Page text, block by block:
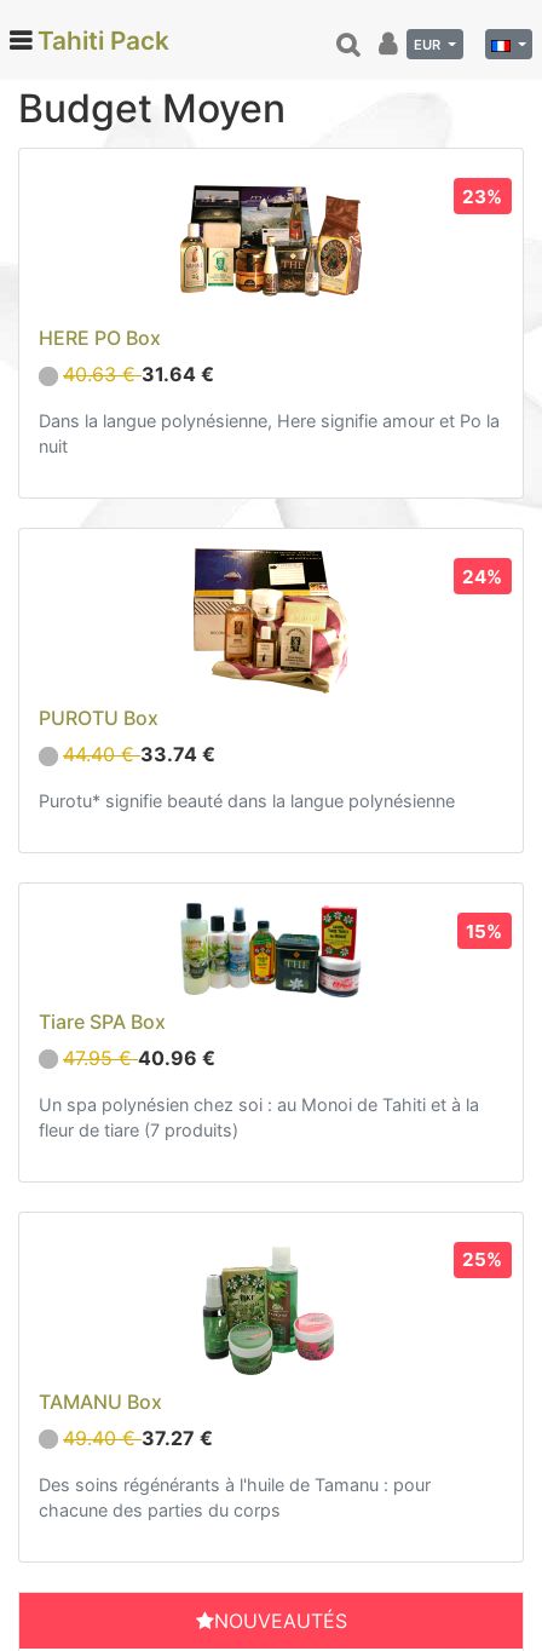
Categories
Soins et beauté (78)
Hinano (41)
Epicerie fine (72)
Calendriers et agenda (6)
Décoration (22)
Sacs, Bijoux et Accessoires (33)
Luxe (4)
Promotions
Nouveautés
Informations
Retour et remboursement
Tahiti Pack EUR
Budget Moyen
23%
HERE PO Box
40.63 €31.64 €
Dans la langue polynésienne, Here signifie amour et Po la
nuit
24%
PUROTU Box
44.40 €33.74 €
Purotu* signifie beauté dans la langue polynésienne
15%
Tiare SPA Box
47.95 €40.96 €
Un spa polynésien chez soi : au Monoi de Tahiti et à la
fleur de tiare (7 produits)
25%
TAMANU Box
49.40 €37.27 €
Des soins régénérants à l'huile de Tamanu : pour
chacune des parties du corps
NOUVEAUTÉS